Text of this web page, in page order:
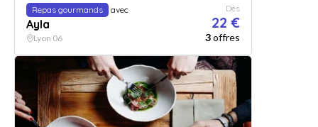
Repas gourmands avec
Ayla
Dès
22 €
Lyon 06 3offres